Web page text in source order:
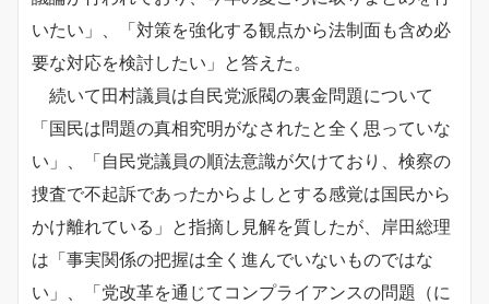
いたい」、「対策を強化する観点から法制面も含め必
要な対応を検討したい」と答えた。
続いて田村議員は自民党派閥の裏金問題について
「国民は問題の真相究明がなされたと全く思っていな
い」、「自民党議員の順法意識が欠けており、検察の
捜査で不起訴であったからよしとする感覚は国民から
かけ離れている」と指摘し見解を質したが、岸田総理
は「事実関係の把握は全く進んでいないものではな
い」、「党改革を通じてコンプライアンスの問題（に